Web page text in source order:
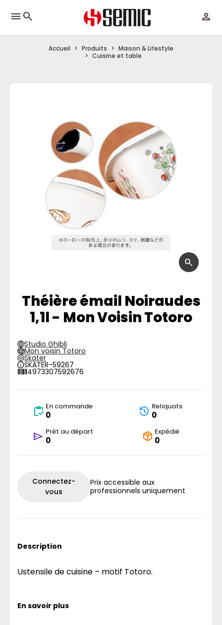
menu
Accueil Produits
Maison & Lifestyle
Cuisine et table
Théière émail Noiraudes
1,1l - Mon Voisin Totoro
Studio Ghibli
Mon voisin Totoro
Skater
SKATER-59267
4973307592676
En commande
0
Reliquats
0
Prêt au départ
0
Expédié
0
Connectez-
vous
Prix accessible aux
professionnels uniquement
Description
Ustensile de cuisine – motif Totoro.
En savoir plus